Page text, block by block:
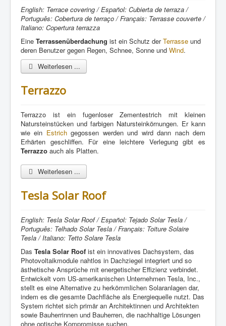
English: Terrace covering / Español: Cubierta de terraza /
Português: Cobertura de terraço / Français: Terrasse couverte /
Italiano: Copertura terrazza
Eine Terrassenüberdachung ist ein Schutz derTerrasse und
deren Benutzer gegen Regen, Schnee, Sonne und Wind.
Weiterlesen ...
Terrazzo
Terrazzo ist ein fugenloser Zementestrich mit kleinen
Natursteinstücken und farbigen Natursteinkörnungen. Er kann
wie ein Estrichgegossen werden und wird dann nach dem
Erhärten geschliffen. Für eine leichtere Verlegung gibt es
Terrazzo auch als Platten.
Weiterlesen ...
Tesla Solar Roof
English: Tesla Solar Roof / Español: Tejado Solar Tesla /
Português: Telhado Solar Tesla / Français: Toiture Solaire
Tesla / Italiano: Tetto Solare Tesla
Das Tesla Solar Roof ist ein innovatives Dachsystem, das
Photovoltaikmodule nahtlos in Dachziegel integriert und so
ästhetische Ansprüche mit energetischer Effizienz verbindet.
Entwickelt vom US-amerikanischen Unternehmen Tesla, Inc.,
stellt es eine Alternative zu herkömmlichen Solaranlagen dar,
indem es die gesamte Dachfläche als Energiequelle nutzt. Das
System richtet sich primär an Architektinnen und Architekten
sowie Bauherrinnen und Bauherren, die nachhaltige Lösungen
ohne optische Kompromisse suchen.